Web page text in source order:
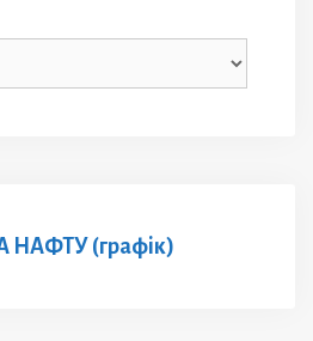
НАФТУ (графік)